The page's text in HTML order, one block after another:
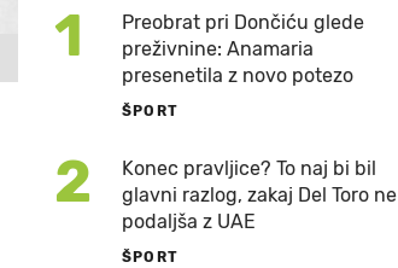
1
Preobrat pri Dončiću glede
preživnine: Anamaria
presenetila z novo potezo
ŠPORT
2
Konec pravljice? To naj bi bil
glavni razlog, zakaj Del Toro ne
podaljša z UAE
ŠPORT